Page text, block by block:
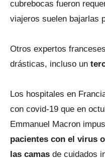
cubrebocas fueron
viajeros suelen bajarlas
Otros expertos
drásticas, incluso un
Los hospitales en
con covid-19 que en
Emmanuel Macron
pacientes con el virus
las camas de cuidados